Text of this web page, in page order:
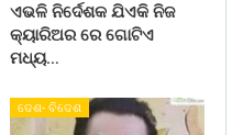
ଏଭଳି ନିର୍ଦେଶକ ଯିଏକି ନିଜ
କ୍ୟାରିଅର ରେ ଗୋଟିଏ
ମଧ୍ୟ…
ଦେଶ- ବିଦେଶ